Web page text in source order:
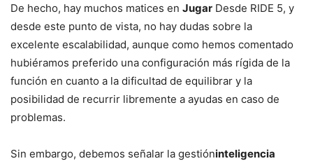
De hecho, hay muchos matices en Jugar Desde RIDE 5, y
desde este punto de vista, no hay dudas sobre la
excelente escalabilidad, aunque como hemos comentado
hubiéramos preferido una configuración más rígida de la
función en cuanto a la dificultad de equilibrar y la
posibilidad de recurrir libremente a ayudas en caso de
problemas.
Sin embargo, debemos señalar la gestióninteligencia